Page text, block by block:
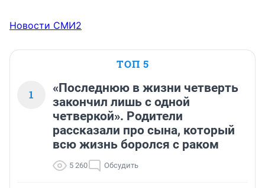
Новости СМИ2
ТОП 5
1
«Последнюю в жизни четверть
закончил лишь с одной
четверкой». Родители
рассказали про сына, который
всю жизнь боролся с раком
5 260 Обсудить